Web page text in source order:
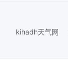
kihadh天气网